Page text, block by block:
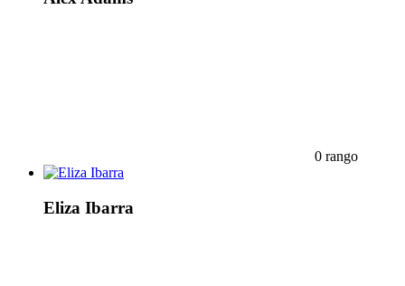
0 rango
Eliza Ibarra